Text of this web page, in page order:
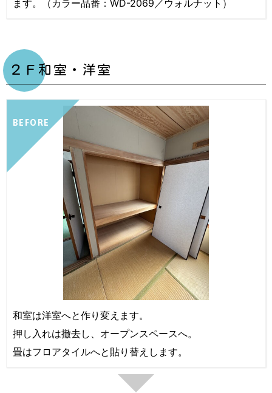
ます。（カラー品番：WD-2069／ウォルナット）
２Ｆ和室・洋室
BEFORE
和室は洋室へと作り変えます。
押し入れは撤去し、オープンスペースへ。
畳はフロアタイルへと貼り替えします。